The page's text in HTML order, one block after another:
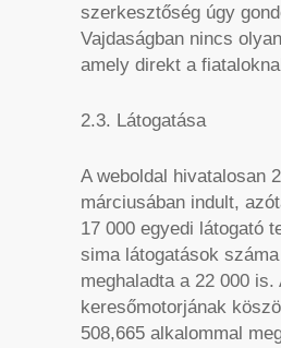
szerkesztőség úgy
Vajdaságban nincs
amely direkt a
2.3. Látogatása
A weboldal hivatalosan
márciusában indult,
17 000 egyedi látogató
sima látogatások
meghaladta a 22 000 is.
keresőmotorjának
508,665 alkalommal